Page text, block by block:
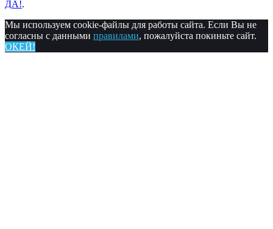
ДА!.
Мы используем cookie-файлы для работы сайта. Если Вы не
согласны с данными правилами, пожалуйста покиньте сайт.
ОКЕЙ!